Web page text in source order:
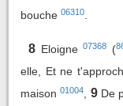
bouche 06310
8 Eloigne07368 (
elle, Et ne
maison01004 9 De